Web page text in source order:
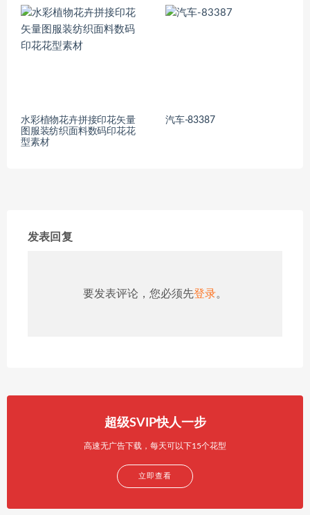
水彩植物花卉拼接印花矢量
图服装纺织面料数码印花花
型素材
汽车-83387
发表回复
要发表评论，您必须先登录。
超级SVIP快人一步
高速无广告下载，每天可以下15个花型
立即查看